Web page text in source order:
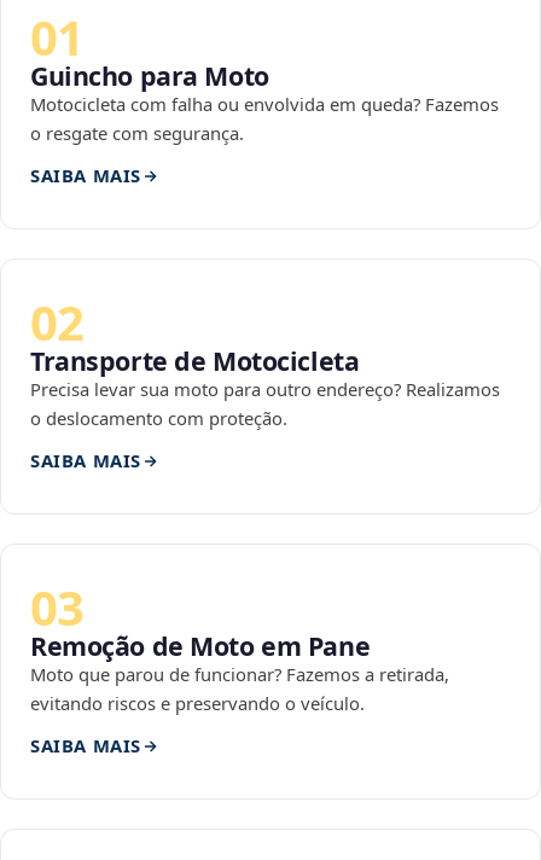
01
Guincho para Moto
Motocicleta com falha ou envolvida em queda? Fazemos
o resgate com segurança.
SAIBA MAIS
02
Transporte de Motocicleta
Precisa levar sua moto para outro endereço? Realizamos
o deslocamento com proteção.
SAIBA MAIS
03
Remoção de Moto em Pane
Moto que parou de funcionar? Fazemos a retirada,
evitando riscos e preservando o veículo.
SAIBA MAIS